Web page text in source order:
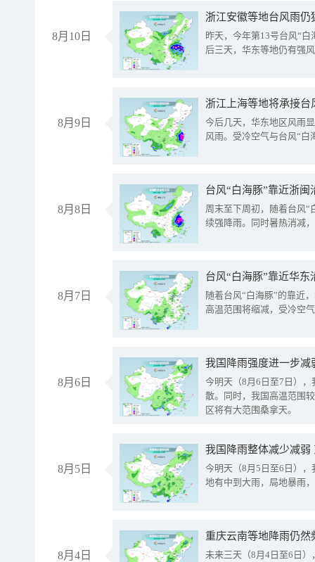
8月10日
浙江安徽等地台风雨
昨天，今年第13号台风“
后三天，华东等地仍有强
8月9日
浙江上海等地将承接台
今后几天，华东地区风雨
风雨。受冷空气与台风“白
8月8日
台风“白海豚”靠近浙
周末至下周初，随着台风“
续强降雨。同时暑热消减
8月7日
台风“白海豚”靠近华
随着台风“白海豚”的靠近
高温范围将缩减，受冷空
8月6日
今明天（8月6日至7日）
散。同时，我国高温范围
区将有大范围桑拿天。
8月5日
我国降雨整体减少减弱
今明天（8月5日至6日）
地有中到大雨，局地暴雨
8月4日
重庆云南等地降雨仍然
未来三天（8月4日至6日